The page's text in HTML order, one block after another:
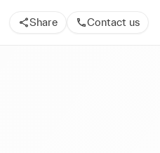
Share Contact us